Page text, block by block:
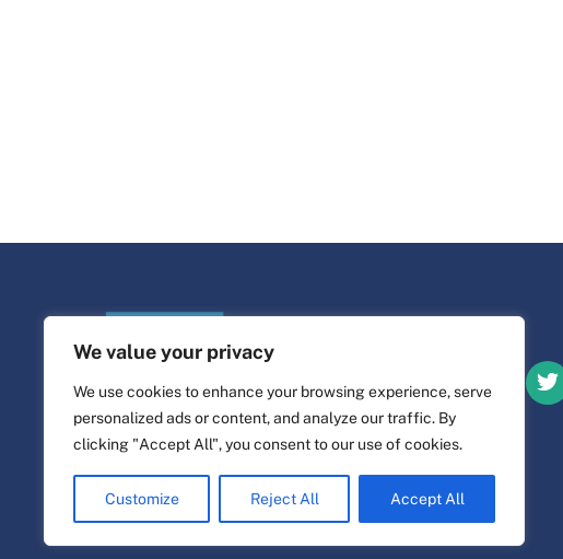
We value your privacy
We use cookies to enhance your browsing experience, serve
personalized ads or content, and analyze our traffic. By
clicking "Accept All", you consent to our use of cookies.
Customize Reject All Accept All